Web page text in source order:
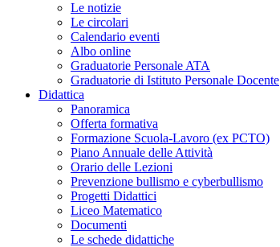
Le notizie
Le circolari
Calendario eventi
Albo online
Graduatorie Personale ATA
Graduatorie di Istituto Personale Docente
Didattica
Panoramica
Offerta formativa
Formazione Scuola-Lavoro (ex PCTO)
Piano Annuale delle Attività
Orario delle Lezioni
Prevenzione bullismo e cyberbullismo
Progetti Didattici
Liceo Matematico
Documenti
Le schede didattiche